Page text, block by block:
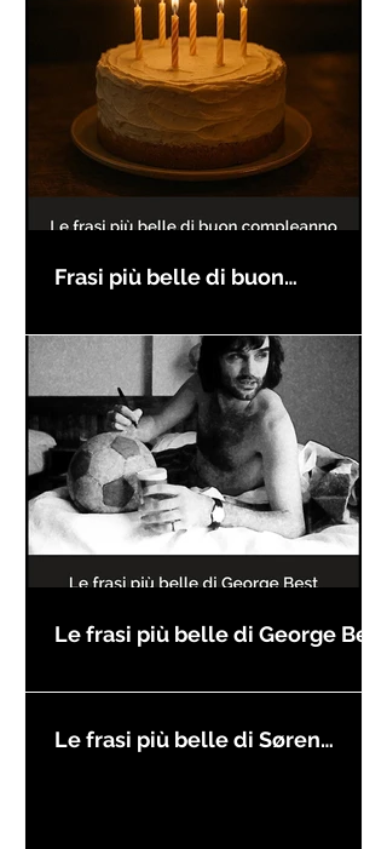
Frasi più belle di buon
Le frasi più belle di George Best
Le frasi più belle di Søren